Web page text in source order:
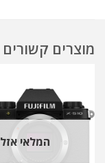
מוצרים קשורים
המלאי אזל